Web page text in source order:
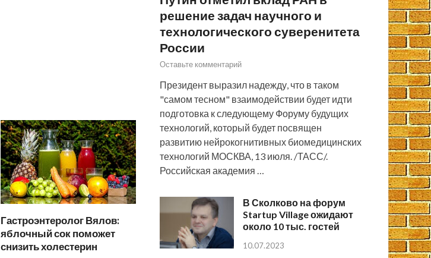
Гастроэнтеролог Вялов:
яблочный сок поможет
снизить холестерин
решение задач научного и
технологического суверенитета
России
Оставьте комментарий
Президент выразил надежду, что в таком
"самом тесном" взаимодействии будет идти
подготовка к следующему Форуму будущих
технологий, который будет посвящен
развитию нейрокогнитивных биомедицинских
технологий МОСКВА, 13 июля. /ТАСС/.
Российская академия …
В Сколково на форум
Startup Village ожидают
около 10 тыс. гостей
10.07.2023